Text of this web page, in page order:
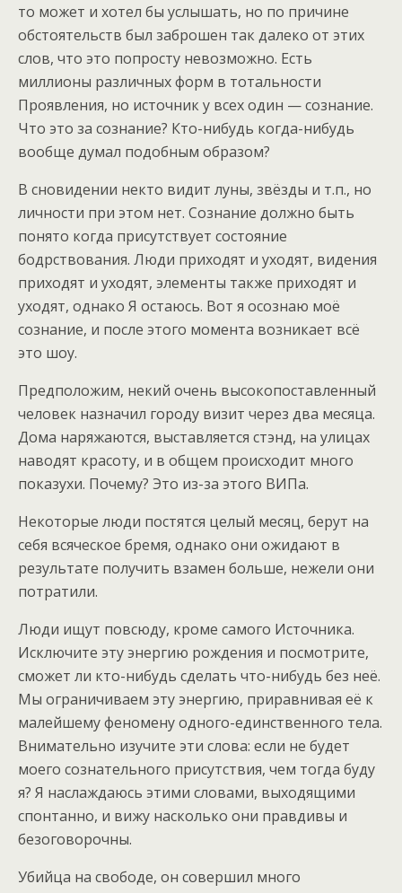
то может и хотел бы услышать, но по причине
обстоятельств был заброшен так далеко от этих
слов, что это попросту невозможно. Есть
миллионы различных форм в тотальности
Проявления, но источник у всех один — сознание.
Что это за сознание? Кто-нибудь когда-нибудь
вообще думал подобным образом?
В сновидении некто видит луны, звёзды и т.п., но
личности при этом нет. Сознание должно быть
понято когда присутствует состояние
бодрствования. Люди приходят и уходят, видения
приходят и уходят, элементы также приходят и
уходят, однако Я остаюсь. Вот я осознаю моё
сознание, и после этого момента возникает всё
это шоу.
Предположим, некий очень высокопоставленный
человек назначил городу визит через два месяца.
Дома наряжаются, выставляется стэнд, на улицах
наводят красоту, и в общем происходит много
показухи. Почему? Это из-за этого ВИПа.
Некоторые люди постятся целый месяц, берут на
себя всяческое бремя, однако они ожидают в
результате получить взамен больше, нежели они
потратили.
Люди ищут повсюду, кроме самого Источника.
Исключите эту энергию рождения и посмотрите,
сможет ли кто-нибудь сделать что-нибудь без неё.
Мы ограничиваем эту энергию, приравнивая её к
малейшему феномену одного-единственного тела.
Внимательно изучите эти слова: если не будет
моего сознательного присутствия, чем тогда буду
я? Я наслаждаюсь этими словами, выходящими
спонтанно, и вижу насколько они правдивы и
безоговорочны.
Убийца на свободе, он совершил много